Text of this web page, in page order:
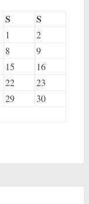
S S
1
2
8
9
15
16
22
23
29
30